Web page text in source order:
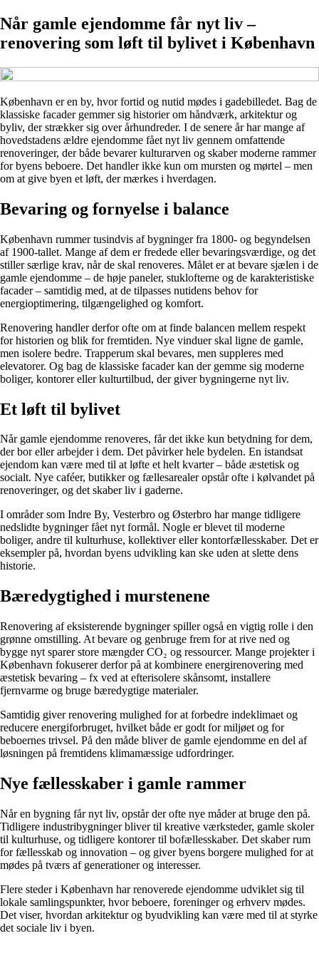
Når gamle ejendomme får nyt liv –
renovering som løft til bylivet i København
København er en by, hvor fortid og nutid mødes i gadebilledet. Bag de
klassiske facader gemmer sig historier om håndværk, arkitektur og
byliv, der strækker sig over århundreder. I de senere år har mange af
hovedstadens ældre ejendomme fået nyt liv gennem omfattende
renoveringer, der både bevarer kulturarven og skaber moderne rammer
for byens beboere. Det handler ikke kun om mursten og mørtel – men
om at give byen et løft, der mærkes i hverdagen.
Bevaring og fornyelse i balance
København rummer tusindvis af bygninger fra 1800- og begyndelsen
af 1900-tallet. Mange af dem er fredede eller bevaringsværdige, og det
stiller særlige krav, når de skal renoveres. Målet er at bevare sjælen i de
gamle ejendomme – de høje paneler, stuklofterne og de karakteristiske
facader – samtidig med, at de tilpasses nutidens behov for
energioptimering, tilgængelighed og komfort.
Renovering handler derfor ofte om at finde balancen mellem respekt
for historien og blik for fremtiden. Nye vinduer skal ligne de gamle,
men isolere bedre. Trapperum skal bevares, men suppleres med
elevatorer. Og bag de klassiske facader kan der gemme sig moderne
boliger, kontorer eller kulturtilbud, der giver bygningerne nyt liv.
Et løft til bylivet
Når gamle ejendomme renoveres, får det ikke kun betydning for dem,
der bor eller arbejder i dem. Det påvirker hele bydelen. En istandsat
ejendom kan være med til at løfte et helt kvarter – både æstetisk og
socialt. Nye caféer, butikker og fællesarealer opstår ofte i kølvandet på
renoveringer, og det skaber liv i gaderne.
I områder som Indre By, Vesterbro og Østerbro har mange tidligere
nedslidte bygninger fået nyt formål. Nogle er blevet til moderne
boliger, andre til kulturhuse, kollektiver eller kontorfællesskaber. Det er
eksempler på, hvordan byens udvikling kan ske uden at slette dens
historie.
Bæredygtighed i murstenene
Renovering af eksisterende bygninger spiller også en vigtig rolle i den
grønne omstilling. At bevare og genbruge frem for at rive ned og
bygge nyt sparer store mængder CO₂ og ressourcer. Mange projekter i
København fokuserer derfor på at kombinere energirenovering med
æstetisk bevaring – fx ved at efterisolere skånsomt, installere
fjernvarme og bruge bæredygtige materialer.
Samtidig giver renovering mulighed for at forbedre indeklimaet og
reducere energiforbruget, hvilket både er godt for miljøet og for
beboernes trivsel. På den måde bliver de gamle ejendomme en del af
løsningen på fremtidens klimamæssige udfordringer.
Nye fællesskaber i gamle rammer
Når en bygning får nyt liv, opstår der ofte nye måder at bruge den på.
Tidligere industribygninger bliver til kreative værksteder, gamle skoler
til kulturhuse, og tidligere kontorer til bofællesskaber. Det skaber rum
for fællesskab og innovation – og giver byens borgere mulighed for at
mødes på tværs af generationer og interesser.
Flere steder i København har renoverede ejendomme udviklet sig til
lokale samlingspunkter, hvor beboere, foreninger og erhverv mødes.
Det viser, hvordan arkitektur og byudvikling kan være med til at styrke
det sociale liv i byen.